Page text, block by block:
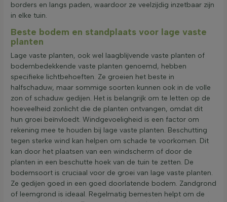
borders en langs paden, waardoor ze veelzijdig inzetbaar zijn
in elke tuin.
Beste bodem en standplaats voor lage vaste
planten
Lage vaste planten, ook wel laagblijvende vaste planten of
bodembedekkende vaste planten genoemd, hebben
specifieke lichtbehoeften. Ze groeien het beste in
halfschaduw, maar sommige soorten kunnen ook in de volle
zon of schaduw gedijen. Het is belangrijk om te letten op de
hoeveelheid zonlicht die de planten ontvangen, omdat dit
hun groei beïnvloedt. Windgevoeligheid is een factor om
rekening mee te houden bij lage vaste planten. Beschutting
tegen sterke wind kan helpen om schade te voorkomen. Dit
kan door het plaatsen van een windscherm of door de
planten in een beschutte hoek van de tuin te zetten. De
bodemsoort is cruciaal voor de groei van lage vaste planten.
Ze gedijen goed in een goed doorlatende bodem. Zandgrond
of leemgrond is ideaal. Regelmatig bemesten helpt om de